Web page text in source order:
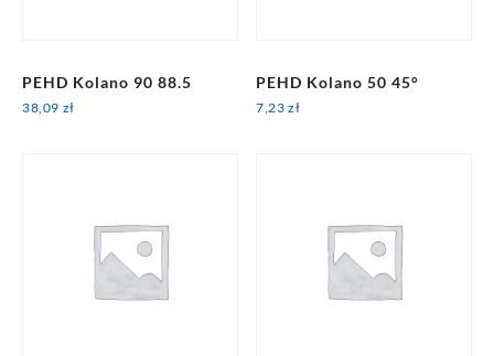
PEHD Kolano 90 88.5
38,09 zł
PEHD Kolano 50 45°
7,23zł